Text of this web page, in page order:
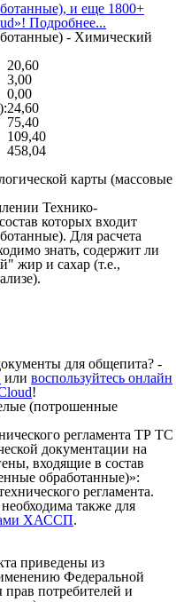
и еще 1800+
Подробнее...
- Химический
20,60
3,00
0,00
24,60
75,40
109,40
458,04
карты (массовые
Технико-
которых входит
Для расчета
знать, содержит ли
жир и сахар (т.е.,
для общепита? -
или воспользуйтесь онлайн
!
(потрошенные
регламента ТР ТС
документации на
входящие в состав
обработанные)»:
регламента.
также для
ХАССП.
приведены из
Федеральной
потребителей и